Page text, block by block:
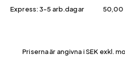
Express: 3-5 arb.dagar 50,00
Priserna är angivna i SEK exkl.